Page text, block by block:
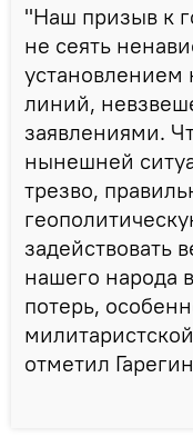
"Наш призыв к
не сеять
установлением
линий,
заявлениями.
нынешней
трезво,
задействовать
нашего народа
потерь,
отметил